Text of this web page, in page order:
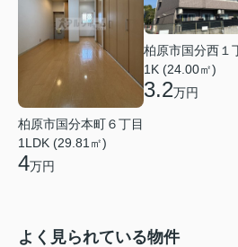
柏原市国分本町６丁目
1LDK (29.81㎡)
4万円
柏原市国分西１
1K (24.00㎡)
3.2万円
よく見られている物件